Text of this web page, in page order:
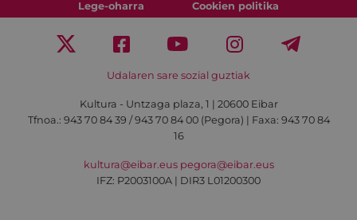
Lege-oharra
Cookien politika
Udalaren sare sozial guztiak
Kultura - Untzaga plaza, 1 | 20600 Eibar
Tfnoa.: 943 70 84 39 / 943 70 84 00 (Pegora) | Faxa: 943 70 84
16
kultura@eibar.eus pegora@eibar.eus
IFZ: P2003100A | DIR3 L01200300